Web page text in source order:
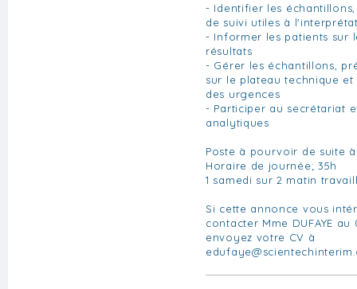
- Identifier les
de suivi utiles à
- Informer les patients sur
résultats
- Gérer les échantillons,
sur le plateau technique
des urgences
- Participer au secrétariat
analytiques
Poste à pourvoir de suite
Horaire de journée; 35h
1 samedi sur 2 matin
Si cette annonce vous
contacter Mme DUFAYE
envoyez votre CV à